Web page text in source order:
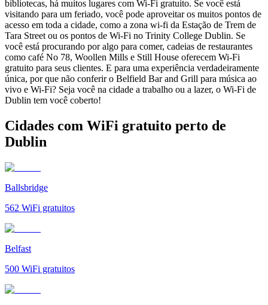
bibliotecas, há muitos lugares com Wi-Fi gratuito. Se você está
visitando para um feriado, você pode aproveitar os muitos pontos de
acesso em toda a cidade, como a zona wi-fi da Estação de Trem de
Tara Street ou os pontos de Wi-Fi no Trinity College Dublin. Se
você está procurando por algo para comer, cadeias de restaurantes
como café No 78, Woollen Mills e Still House oferecem Wi-Fi
gratuito para seus clientes. E para uma experiência verdadeiramente
única, por que não conferir o Belfield Bar and Grill para música ao
vivo e Wi-Fi? Seja você na cidade a trabalho ou a lazer, o Wi-Fi de
Dublin tem você coberto!
Cidades com WiFi gratuito perto de
Dublin
Ballsbridge
562 WiFi gratuitos
Belfast
500 WiFi gratuitos